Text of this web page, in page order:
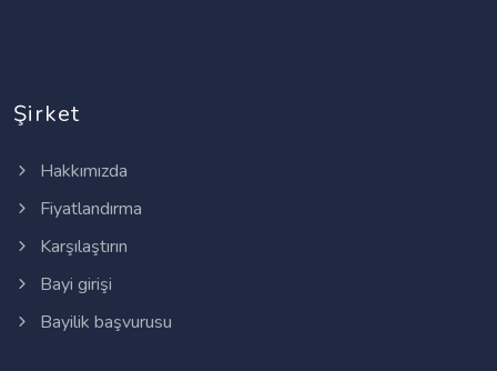
Şirket
Hakkımızda
Fiyatlandırma
Karşılaştırın
Bayi girişi
Bayilik başvurusu